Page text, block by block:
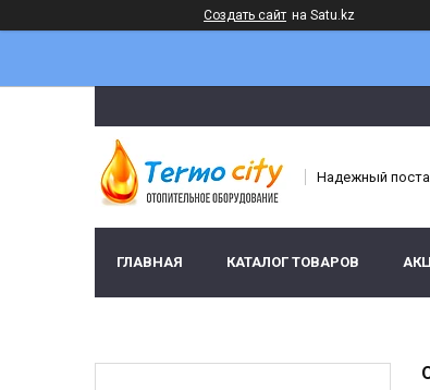
Создать сайт на Satu.kz
Надежный
ГЛАВНАЯ КАТАЛОГ ТОВАРОВ